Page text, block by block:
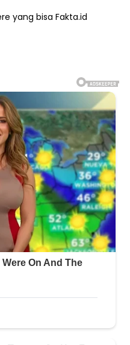
yang bisa Fakta.id